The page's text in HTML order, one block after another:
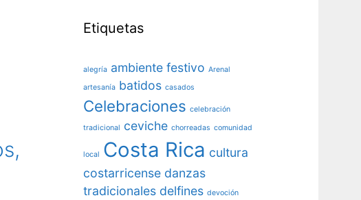
Etiquetas
alegría ambiente festivo Arenal
artesanía batidos casados
Celebraciones celebración
tradicional ceviche chorreadas comunidad
local Costa Rica cultura
costarricense danzas
tradicionales delfines devoción